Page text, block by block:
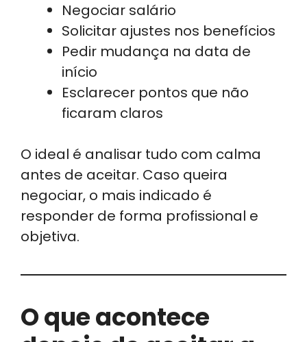
Negociar salário
Solicitar ajustes nos benefícios
Pedir mudança na data de
início
Esclarecer pontos que não
ficaram claros
O ideal é analisar tudo com calma
antes de aceitar. Caso queira
negociar, o mais indicado é
responder de forma profissional e
objetiva.
O que acontece